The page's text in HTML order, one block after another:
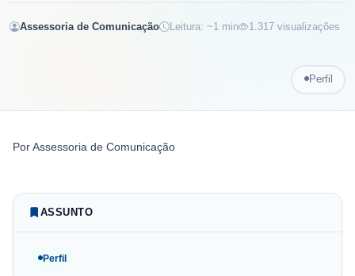
Perfil
Assessoria de Comunicação Leitura: ~1 min 1.317 visualizações
PorAssessoria de Comunicação
ASSUNTO
Perfil